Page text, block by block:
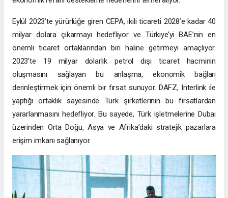
Eylül 2023’te yürürlüğe giren CEPA, ikili ticareti 2028’e kadar 40
milyar dolara çıkarmayı hedefliyor ve Türkiye’yi BAE’nin en
önemli ticaret ortaklarından biri haline getirmeyi amaçlıyor.
2023’te 19 milyar dolarlık petrol dışı ticaret hacminin
oluşmasını sağlayan bu anlaşma, ekonomik bağları
derinleştirmek için önemli bir fırsat sunuyor. DAFZ, Interlink ile
yaptığı ortaklık sayesinde Türk şirketlerinin bu fırsatlardan
yararlanmasını hedefliyor. Bu sayede, Türk işletmelerine Dubai
üzerinden Orta Doğu, Asya ve Afrika’daki stratejik pazarlara
erişim imkanı sağlanıyor.